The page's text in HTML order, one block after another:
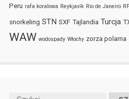
Peru rafa koralowa Reykjavík Rio de Janeiro
snorkeling STN SXF Tajlandia Turcja
WAW wodospady Włochy zorza polarna